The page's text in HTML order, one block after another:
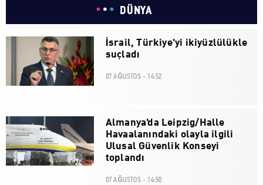
DÜNYA
İsrail, Türkiye'yi ikiyüzlülükle
suçladı
07 AĞUSTOS - 14:52
Almanya'da Leipzig/Halle
Havaalanındaki olayla ilgili
Ulusal Güvenlik Konseyi
toplandı
07 AĞUSTOS - 14:50